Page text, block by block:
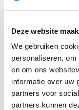
Deze website
We gebruiken
personaliseren,
en om ons
informatie over uw
partners voor
partners kunnen
Zichtbaar
Handgreep
Gebied om te